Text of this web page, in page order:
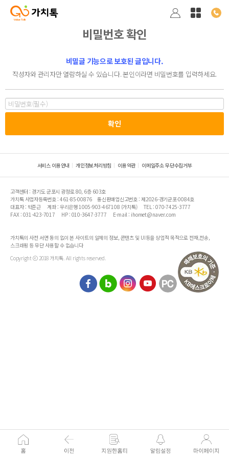
비밀번호 확인
비밀글 기능으로 보호된 글입니다.
작성자와 관리자만 열람하실 수 있습니다. 본인이라면 비밀번호를 입력하세요.
서비스 이용안내 개인정보처리방침 이용약관 이메일주소 무단수집거부
고객센터 : 경기도 군포시 광정로 80, 6층 603호
가치톡 사업자등록번호 : 461-85-00876
통신판매업신고번호 : 제2026-경기군포-0084호
대표자 : 박준근
계좌 : 우리은행 1005-903-467108 (가치톡)
TEL : 070-7425-3777
FAX : 031-423-7017
HP : 010-3647-3777 E-mail : ihomet@naver.com
가치톡의 사전 서면 동의 없이 본 사이트의 일체의 정보, 콘텐츠 및 UI등을 상업적 목적으로 전재,전송,
스크래핑 등 무단 사용할 수 없습니다
Copyright ⓒ 2018 가치톡. All rights reserved.